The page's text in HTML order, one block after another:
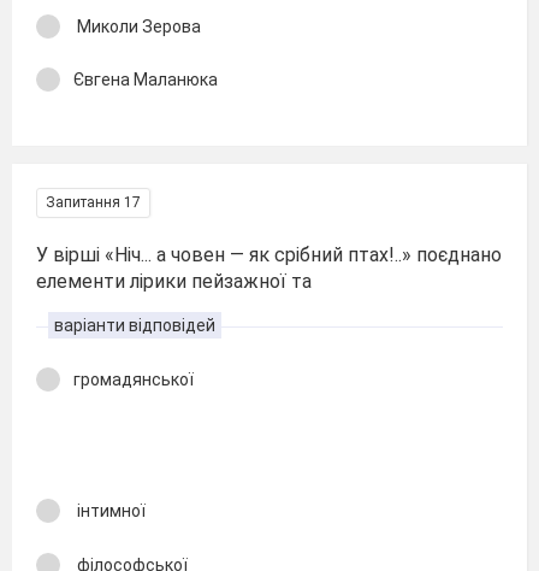
Миколи Зерова
Євгена Маланюка
Запитання 17
У вірші «Ніч... а човен — як срібний птах!..» поєднано
елементи лірики пейзажної та
варіанти відповідей
громадянської
інтимної
філософської